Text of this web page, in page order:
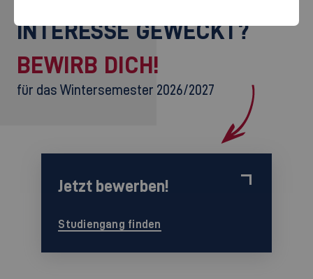
INTERESSE GEWECKT?
BEWIRB DICH!
für das Wintersemester 2026/2027
Jetzt bewerben!
Studiengang finden